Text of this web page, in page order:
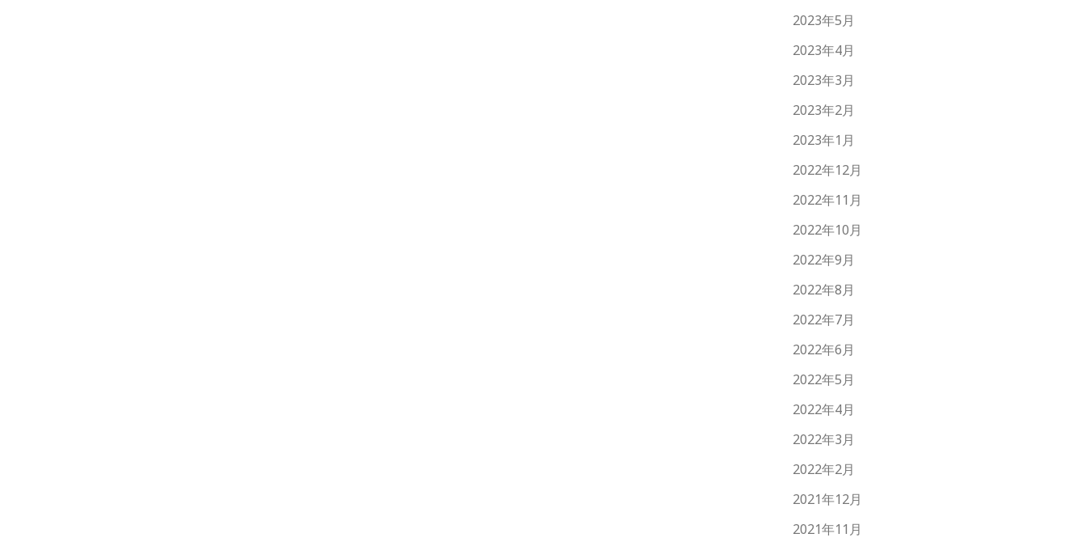
2023年5月
2023年4月
2023年3月
2023年2月
2023年1月
2022年12月
2022年11月
2022年10月
2022年9月
2022年8月
2022年7月
2022年6月
2022年5月
2022年4月
2022年3月
2022年2月
2021年12月
2021年11月